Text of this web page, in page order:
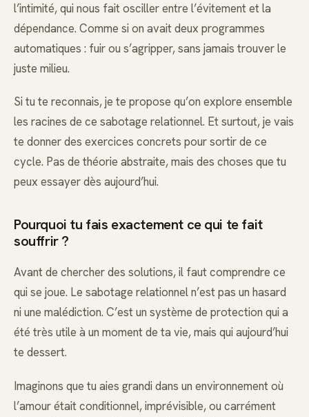
l’intimité, qui nous fait osciller entre l’évitement et la
dépendance. Comme si on avait deux programmes
automatiques : fuir ou s’agripper, sans jamais trouver le
juste milieu.
Si tu te reconnais, je te propose qu’on explore ensemble
les racines de ce sabotage relationnel. Et surtout, je vais
te donner des exercices concrets pour sortir de ce
cycle. Pas de théorie abstraite, mais des choses que tu
peux essayer dès aujourd’hui.
Pourquoi tu fais exactement ce qui te fait
souffrir ?
Avant de chercher des solutions, il faut comprendre ce
qui se joue. Le sabotage relationnel n’est pas un hasard
ni une malédiction. C’est un système de protection qui a
été très utile à un moment de ta vie, mais qui aujourd’hui
te dessert.
Imaginons que tu aies grandi dans un environnement où
l’amour était conditionnel, imprévisible, ou carrément